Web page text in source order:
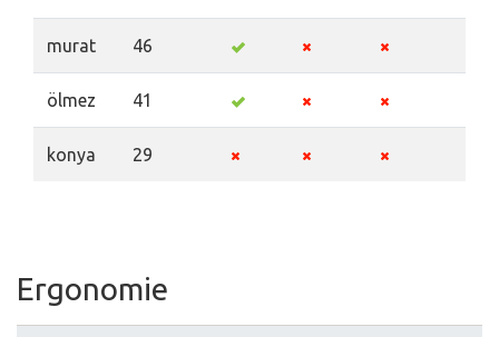
murat 46
ölmez 41
konya 29
Ergonomie